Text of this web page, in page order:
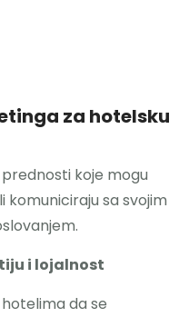
za hotelsku
koje mogu
komuniciraju sa svojim
i lojalnost
da se